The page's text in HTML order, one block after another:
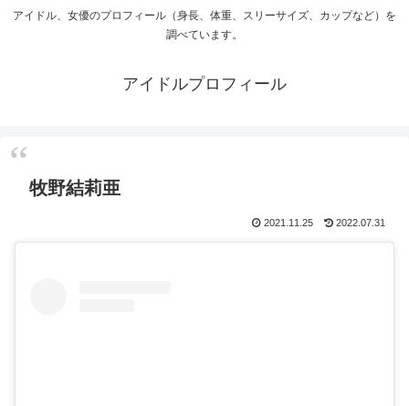
アイドル、女優のプロフィール（身長、体重、スリーサイズ、カップなど）を
調べています。
アイドルプロフィール
牧野結莉亜
2021.11.25 2022.07.31